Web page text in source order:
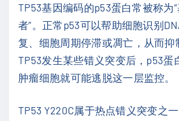
TP53基因编码的p53蛋白常被称为
者”。正常p53可以帮助细胞识别
复、细胞周期停滞或凋亡，从而抑
TP53发生某些错义突变后，p53蛋
肿瘤细胞就可能逃脱这一层监控。
TP53 Y220C属于热点错义突变之